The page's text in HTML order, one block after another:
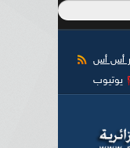
أس أس
يوتيوب